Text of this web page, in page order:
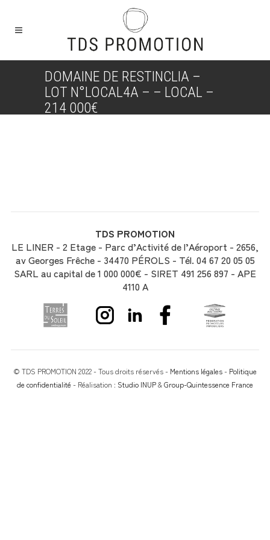
DOMAINE DE RESTINCLIA –
LOT N°LOCAL4A – – LOCAL –
214 000€
TDS PROMOTION
LE LINER - 2 Etage - Parc d’Activité de l’Aéroport - 2656,
av Georges Frêche - 34470 PÉROLS - Tél. 04 67 20 05 05
SARL au capital de 1 000 000€ - SIRET 491 256 897 - APE
4110 A
© TDS PROMOTION 2022 - Tous droits réservés - Mentions légales- Politique
de confidentialité - Réalisation : Studio INUP&Group-Quintessence France